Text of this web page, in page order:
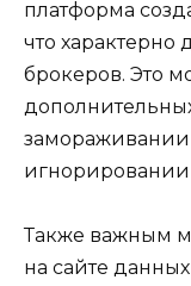
платформа
что
брокеров. Это
замораживании
игнорировании
Также важным
на сайте